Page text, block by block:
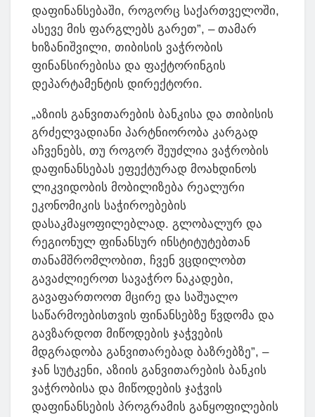
დაფინანსებაში, როგორც საქართველოში,
ასევე მის ფარგლებს გარეთ”, – თამარ
ხიზანიშვილი, თიბისის ვაჭრობის
ფინანსირებისა და ფაქტორინგის
დეპარტამენტის დირექტორი.
„აზიის განვითარების ბანკისა და თიბისის
გრძელვადიანი პარტნიორობა კარგად
აჩვენებს, თუ როგორ შეუძლია ვაჭრობის
დაფინანსებას ეფექტურად მოახდინოს
ლიკვიდობის მობილიზება რეალური
ეკონომიკის საჭიროებების
დასაკმაყოფილებლად. გლობალურ და
რეგიონულ ფინანსურ ინსტიტუტებთან
თანამშრომლობით, ჩვენ ვცდილობთ
გავაძლიეროთ სავაჭრო ნაკადები,
გავაფართოოთ მცირე და საშუალო
საწარმოებისთვის ფინანსებზე წვდომა და
გავზარდოთ მიწოდების ჯაჭვების
მდგრადობა განვითარებად ბაზრებზე”, –
ჯან სუტკენი, აზიის განვითარების ბანკის
ვაჭრობისა და მიწოდების ჯაჭვის
დაფინანსების პროგრამის განყოფილების